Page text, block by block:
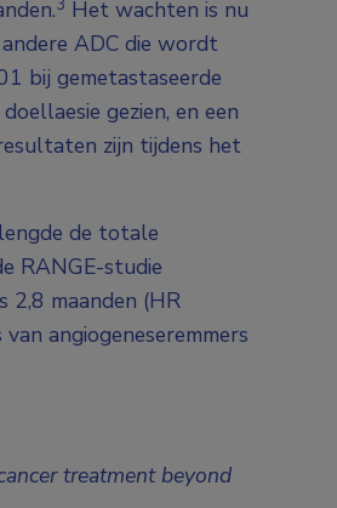
Het wachten is nu
ADC die wordt
bij gemetastaseerde
gezien, en een
zijn tijdens het
de totale
RANGE-studie
2,8 maanden (HR
angiogeneseremmers
treatment beyond